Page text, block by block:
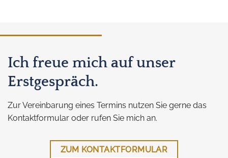
Ich freue mich auf unser
Erstgespräch.
Zur Vereinbarung eines Termins nutzen Sie gerne das
Kontaktformular oder rufen Sie mich an.
ZUM KONTAKTFORMULAR